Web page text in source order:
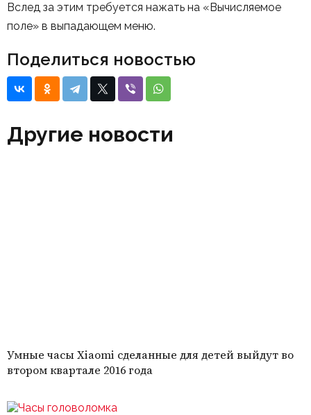
Вслед за этим требуется нажать на «Вычисляемое
поле» в выпадающем меню.
Поделиться новостью
Другие новости
Умные часы Xiaomi сделанные для детей выйдут во
втором квартале 2016 года